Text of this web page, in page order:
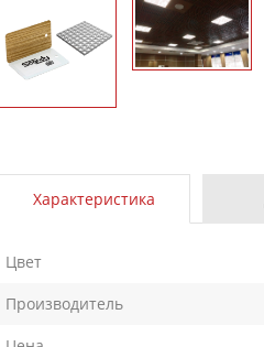
Характеристика
Цвет
Производитель